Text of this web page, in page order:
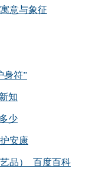
意与象征
身符”
知
少
安康
品）_百度百科